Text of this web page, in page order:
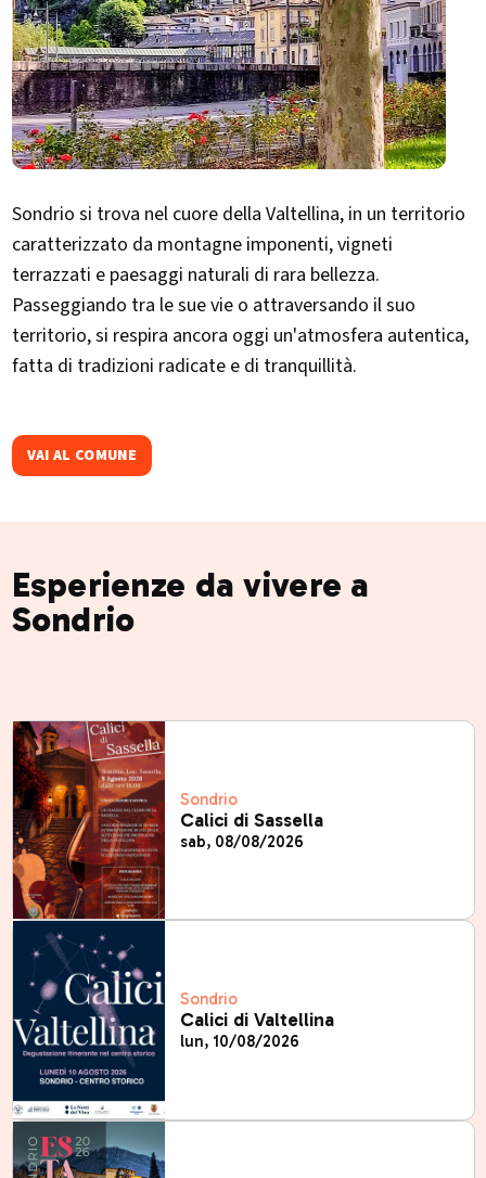
Sondrio si trova nel cuore della Valtellina, in un territorio
caratterizzato da montagne imponenti, vigneti
terrazzati e paesaggi naturali di rara bellezza.
Passeggiando tra le sue vie o attraversando il suo
territorio, si respira ancora oggi un'atmosfera autentica,
fatta di tradizioni radicate e di tranquillità.
VAI AL COMUNE
Esperienze da vivere a
Sondrio
Sondrio
Calici di Sassella
sab, 08/08/2026
Sondrio
Calici di Valtellina
lun, 10/08/2026